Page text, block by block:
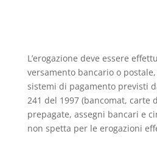
L’erogazione deve essere
versamento bancario o
sistemi di pagamento previsti
241 del 1997 (bancomat, carte
prepagate, assegni bancari e
non spetta per le erogazioni